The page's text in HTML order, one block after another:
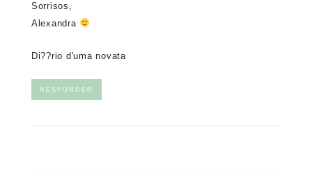
Sorrisos,
Alexandra
Di??rio d'uma novata
RESPONDER